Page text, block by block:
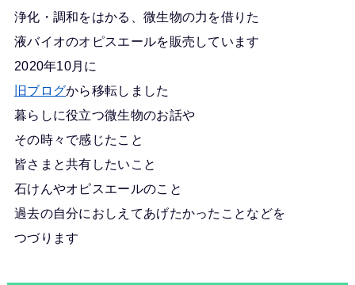
浄化・調和をはかる、微生物の力を借りた
液バイオのオピスエールを販売しています
2020年10月に
旧ブログから移転しました
暮らしに役立つ微生物のお話や
その時々で感じたこと
皆さまと共有したいこと
石けんやオピスエールのこと
過去の自分におしえてあげたかったことなどを
つづります